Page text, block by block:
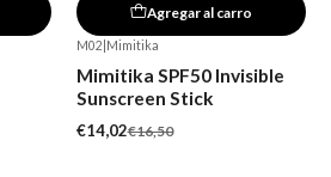
Agregar al carro
M02 Mimitika
Mimitika SPF50 Invisible
Sunscreen Stick
€14,02€16,50